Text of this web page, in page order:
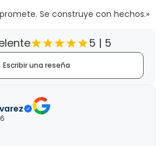
Se construye con hechos.»
5 | 5
Escribir una reseña